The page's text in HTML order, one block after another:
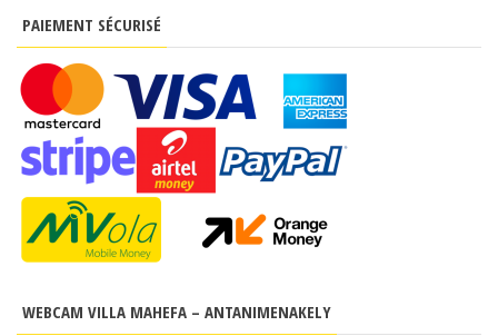
PAIEMENT SÉCURISÉ
WEBCAM VILLA MAHEFA – ANTANIMENAKELY